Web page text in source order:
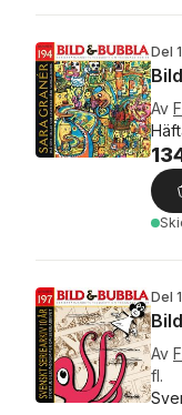
Del
Av
Del
Av
fl.